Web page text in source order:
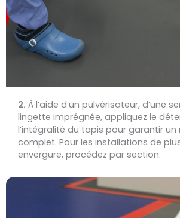
2. À l’aide d’un pulvérisateur, d’une
lingette imprégnée, appliquez le
l’intégralité du tapis pour garantir
complet. Pour les installations de
envergure, procédez par section.